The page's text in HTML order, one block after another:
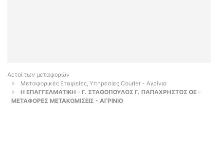
Αετοί των μεταφορών
Μεταφορικές Εταιρείες, Υπηρεσίες Courier - Αγρίνιο
H ΕΠΑΓΓΕΛΜΑΤΙΚΗ - Γ. ΣΤΑΘΟΠΟΥΛΟΣ Γ. ΠΑΠΑΧΡΗΣΤΟΣ ΟΕ -
ΜΕΤΑΦΟΡΕΣ ΜΕΤΑΚΟΜΙΣΕΙΣ - ΑΓΡΙΝΙΟ